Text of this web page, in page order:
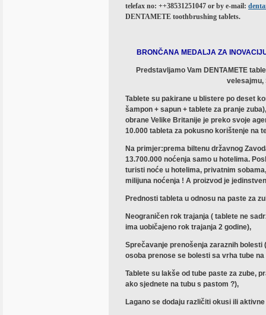
telefax no: ++38531251047 or by e-mail:
DENTAMETE toothbrushing tablets.
BRONČANA MEDALJA ZA
Predstavljamo Vam DENTAMETE
velesajmu,
Tablete su pakirane u blistere po deset
šampon + sapun + tablete za pranje
obrane Velike Britanije je preko svoje
10.000 tableta za pokusno korištenje na
Na primjer:prema biltenu državnog
13.700.000 noćenja samo u hotelima.
turisti noće u hotelima, privatnim
milijuna noćenja ! A proizvod je
Prednosti tableta u odnosu na paste za
Neograničen rok trajanja ( tablete ne
ima uobičajeno rok trajanja 2 godine),
Sprečavanje prenošenja zaraznih bolesti
osoba prenose se bolesti sa vrha tube
Tablete su lakše od tube paste za zube,
ako sjednete na tubu s pastom ?),
Lagano se dodaju različiti okusi ili